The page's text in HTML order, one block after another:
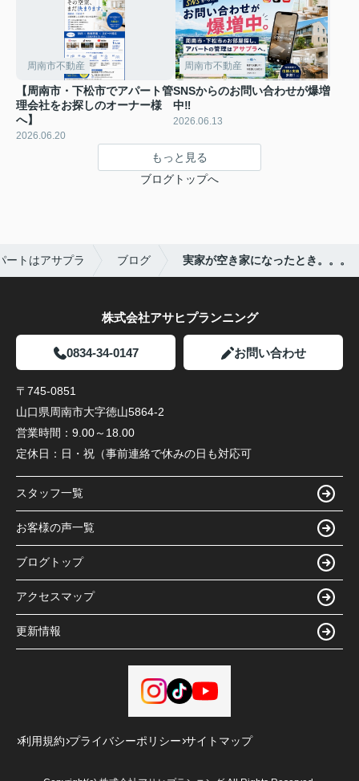
周南市不動産
【周南市・下松市でアパート管
理会社をお探しのオーナー様
へ】
2026.06.20
周南市不動産
SNSからのお問い合わせが爆増
中‼
2026.06.13
もっと見る
ブログトップへ
ートはアサプラ ブログ 実家が空き家になったとき。。。
株式会社アサヒプランニング
0834-34-0147 お問い合わせ
〒745-0851
山口県周南市大字徳山5864-2
営業時間： 9.00～18.00
定休日： 日・祝（事前連絡で休みの日も対応可
スタッフ一覧
お客様の声一覧
ブログトップ
アクセスマップ
更新情報
利用規約 プライバシーポリシー サイトマップ